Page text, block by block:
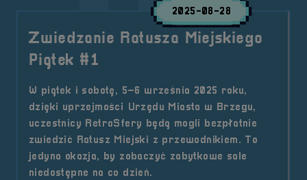
2025-08-28
Zwiedzanie Ratusza Miejskiego
Piątek #1
W piątek i sobotę, 5–6 września 2025 roku,
dzięki uprzejmości Urzędu Miasta w Brzegu,
uczestnicy RetroSfery będą mogli bezpłatnie
zwiedzić Ratusz Miejski z przewodnikiem. To
jedyna okazja, by zobaczyć zabytkowe sale
niedostępne na co dzień.